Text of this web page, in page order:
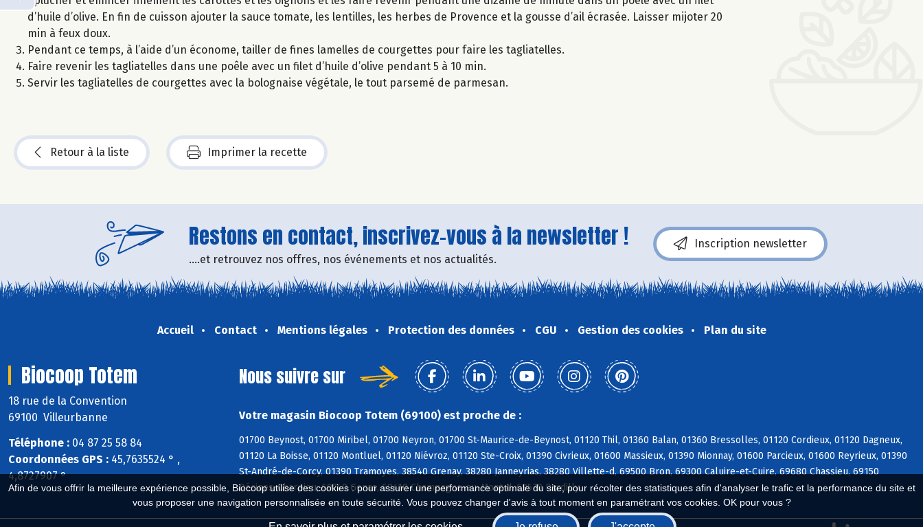
Afin de vous offrir la meilleure expérience possible, Biocoop utilise des cookies : pour assurer une performance optimale du site, pour récolter des statistiques afin d'analyser le trafic et la performance du site et
vous proposer une navigation personnalisée en toute sécurité. Vous pouvez changer d'avis à tout moment en paramétrant vos cookies. OK pour vous ?
d’huile d’olive. En fin de cuisson ajouter la sauce tomate, les lentilles, les herbes de Provence et la gousse d’ail écrasée. Laisser mijoter 20
min à feux doux.
Pendant ce temps, à l’aide d’un économe, tailler de fines lamelles de courgettes pour faire les tagliatelles.
Faire revenir les tagliatelles dans une poêle avec un filet d’huile d’olive pendant 5 à 10 min.
Servir les tagliatelles de courgettes avec la bolognaise végétale, le tout parsemé de parmesan.
Retour à la liste Imprimer la recette
Restons en contact, inscrivez-vous à la newsletter !
....et retrouvez nos offres, nos événements et nos actualités.
Inscription newsletter
Accueil Contact Mentions légales Protection des données CGU Gestion des cookies Plan du site
Biocoop Totem
18 rue de la Convention
69100 Villeurbanne
Téléphone : 04 87 25 58 84
Coordonnées GPS : 45,7635524 ° ,
4,8727907 °
Nous suivre sur
Votre magasin Biocoop Totem (69100) est proche de :
01700 Beynost, 01700 Miribel, 01700 Neyron, 01700 St-Maurice-de-Beynost, 01120 Thil, 01360 Balan, 01360 Bressolles, 01120 Cordieux, 01120 Dagneux,
01120 La Boisse, 01120 Montluel, 01120 Niévroz, 01120 Ste-Croix, 01390 Civrieux, 01600 Massieux, 01390 Mionnay, 01600 Parcieux, 01600 Reyrieux, 01390
St-André-de-Corcy, 01390 Tramoyes, 38540 Grenay, 38280 Janneyrias, 38280 Villette-d, 69500 Bron, 69300 Caluire-et-Cuire, 69680 Chassieu, 69150
Décines-Charpieu, 69740 Genas, 69410 Champagne-au-Mont-d, 69570 Dardilly